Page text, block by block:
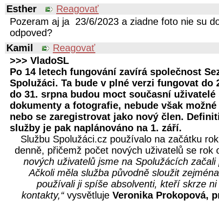
Esther
Reagovať
Pozeram aj ja 23/6/2023 a ziadne foto nie su
odpoved?
Kamil
Reagovať
>>> VladoSL
Po 14 letech fungování zavírá společnost
Spolužáci. Ta bude v plné verzi fungovat do
do 31. srpna budou moct současní
dokumenty a fotografie, nebude však
nebo se zaregistrovat jako nový člen.
služby je pak naplánováno na 1. září.
Službu Spolužáci.cz používalo na začátku
denně, přičemž počet nových uživatelů se rok
nových uživatelů jsme na Spolužácích
Ačkoli měla služba původně sloužit
používali ji spíše absolventi, kteří skrze
kontakty,“ vysvětluje Veronika Prokopová,